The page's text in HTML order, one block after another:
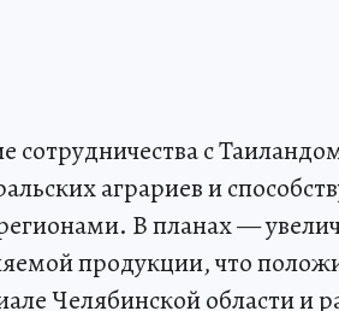
сотрудничества с
аграриев и
В планах —
продукции, что
Челябинской области и